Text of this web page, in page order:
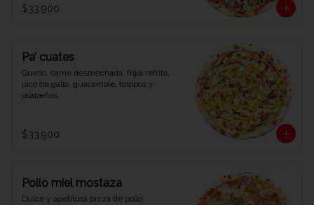
$33.900
Pa’ cuates
Queso, carne desmechada, frijol refrito,
pico de gallo, guacamole, totopos y
jalapeños.
$33.900
Pollo miel mostaza
Dulce y apetitosa pizza de pollo